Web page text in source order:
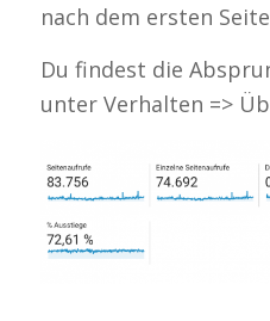
nach dem ersten
Du findest die
unter Verhalten =>